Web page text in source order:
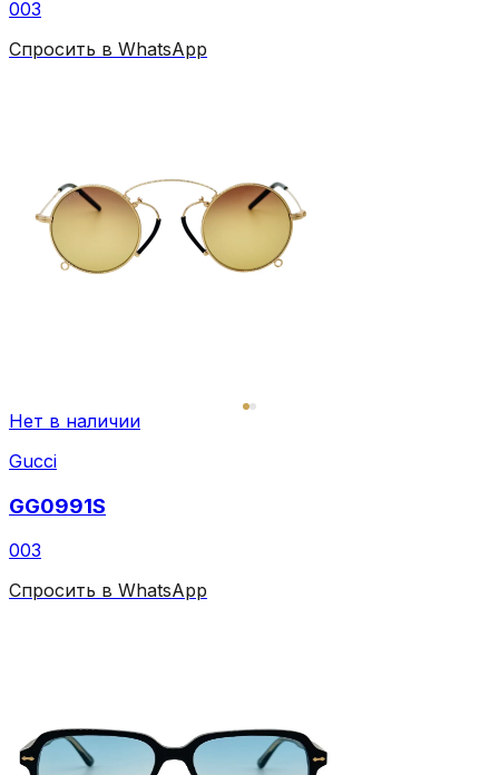
003
Спросить в WhatsApp
Нет в наличии
Gucci
GG0991S
003
Спросить в WhatsApp